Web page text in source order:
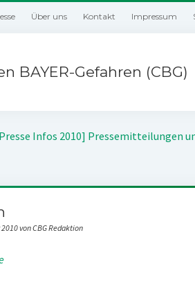
Über uns Kontakt Impressum
BAYER-Gefahren (CBG)
Infos 2010] Pressemitteilungen
von CBG Redaktion